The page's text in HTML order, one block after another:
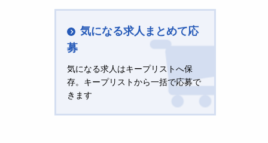
気になる求人まとめて応
募
気になる求人はキープリストへ保
存。キープリストから一括で応募で
きます